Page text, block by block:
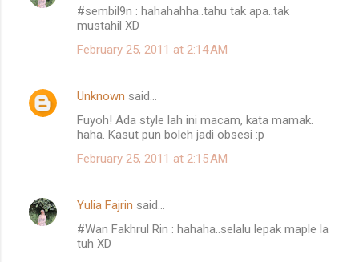
#sembil9n : hahahahha..tahu tak apa..tak
mustahil XD
February 25, 2011 at 2:14 AM
Unknown said…
Fuyoh! Ada style lah ini macam, kata mamak.
haha. Kasut pun boleh jadi obsesi :p
February 25, 2011 at 2:15 AM
Yulia Fajrin said…
#Wan Fakhrul Rin : hahaha..selalu lepak maple la
tuh XD